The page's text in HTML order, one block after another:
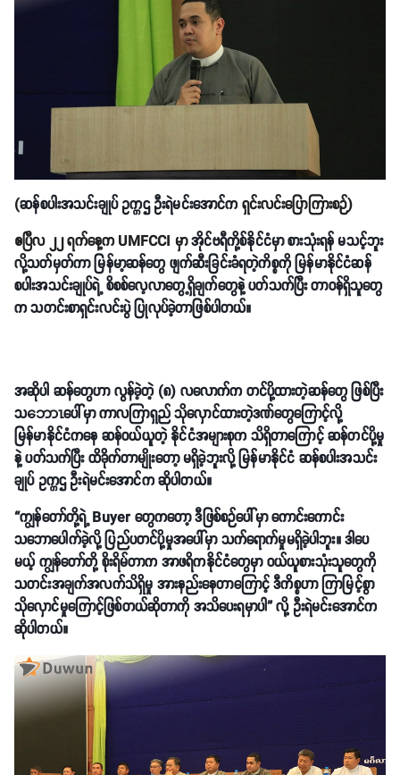
(ဆန်စပါးအသင်းချုပ် ဥက္ကဌ ဦးရဲမင်းအောင်က ရှင်းလင်းပြောကြားစဉ်)
ဧပြီလ ၂၂ ရက်နေ့က UMFCCI မှာအိုင်ဗရီကို့စ်နိုင်ငံမှာ စားသုံးရန် မသင့်ဘူး
လို့သတ်မှတ်ကာ မြန်မာ့ဆန်တွေ ဖျက်ဆီးခြင်းခံရတဲ့ကိစ္စကို မြန်မာနိုင်ငံဆန်
စပါးအသင်းချုပ်ရဲ့ စိစစ်လေ့လာတွေ့ရှိချက်တွေနဲ့ ပတ်သက်ပြီး တာဝန်ရှိသူတွေ
က သတင်းစာရှင်းလင်းပွဲ ပြုလုပ်ခဲ့တာဖြစ်ပါတယ်။
အဆိုပါ ဆန်တွေဟာ လွန်ခဲ့တဲ့ (၈) လလောက်က တင်ပို့ထားတဲ့ဆန်တွေ ဖြစ်ပြီး
သဘောၤပေါ်မှာ ကာလကြာရှည် သိုလှောင်ထားတဲ့ဒဏ်တွေကြောင့်လို့
မြန်မာနိုင်ငံကနေ ဆန်ဝယ်ယူတဲ့ နိုင်ငံအများစုက သိရှိတာကြောင့် ဆန်တင်ပို့မှု
နဲ့ ပတ်သက်ပြီး ထိခိုက်တာမျိုးတော့ မရှိခဲ့ဘူးလို့ မြန်မာနိုင်ငံ ဆန်စပါးအသင်း
ချုပ် ဥက္ကဌ ဦးရဲမင်းအောင်က ဆိုပါတယ်။
“ကျွန်တော်တို့ရဲ့ Buyer တွေကတော့ ဒီဖြစ်စဉ်ပေါ်မှာ ကောင်းကောင်း
သဘောပေါက်ခဲ့လို့ ပြည်ပတင်ပို့မှုအပေါ်မှာ သက်ရောက်မှုမရှိခဲ့ပါဘူး။ ဒါပေ
မယ့် ကျွန်တော်တို့ စိုးရိမ်တာက အာဖရိကနိုင်ငံတွေမှာ ဝယ်ယူစားသုံးသူတွေကို
သတင်းအချက်အလက်သိရှိမှု အားနည်းနေတာကြောင့် ဒီကိစ္စဟာ ကြာမြင့်စွာ
သိုလှောင်မှုကြောင့်ဖြစ်တယ်ဆိုတာကို အသိပေးရမှာပါ” လို့ ဦးရဲမင်းအောင်က
ဆိုပါတယ်။